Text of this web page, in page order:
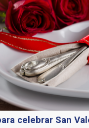
celebrar San